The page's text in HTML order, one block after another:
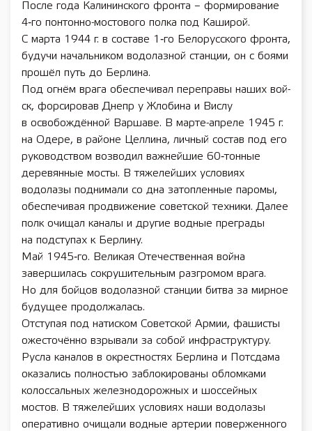
После года Калининского фронта – формирование
4‑го понтонно-­мостового полка под Каширой.
С марта 1944 г. в составе 1‑го Белорусского фронта,
будучи начальником водолазной станции, он с боями
прошёл путь до Берлина.
Под огнём врага обеспечивал переправы наших вой­
ск, форсировав Днепр у Жлобина и Вислу
в освобождённой Варшаве. В марте-­апреле 1945 г.
на Одере, в районе Целлина, личный состав под его
руководством возводил важнейшие 60‑тонные
деревянные мосты. В тяжелейших условиях
водолазы поднимали со дна затопленные паромы,
обеспечивая продвижение советской техники. Далее
полк очищал каналы и другие водные преграды
на подступах к Берлину.
Май 1945‑го. Великая Отечественная вой­на
завершилась сокрушительным разгромом врага.
Но для бойцов водолазной станции битва за мирное
будущее продолжалась.
Отступая под натиском Советской Армии, фашисты
ожесточённо взрывали за собой инфраструктуру.
Русла каналов в окрестностях Берлина и Потсдама
оказались полностью заблокированы обломками
колоссальных железнодорожных и шоссейных
мостов. В тяжелейших условиях наши водолазы
оперативно очищали водные артерии поверженного